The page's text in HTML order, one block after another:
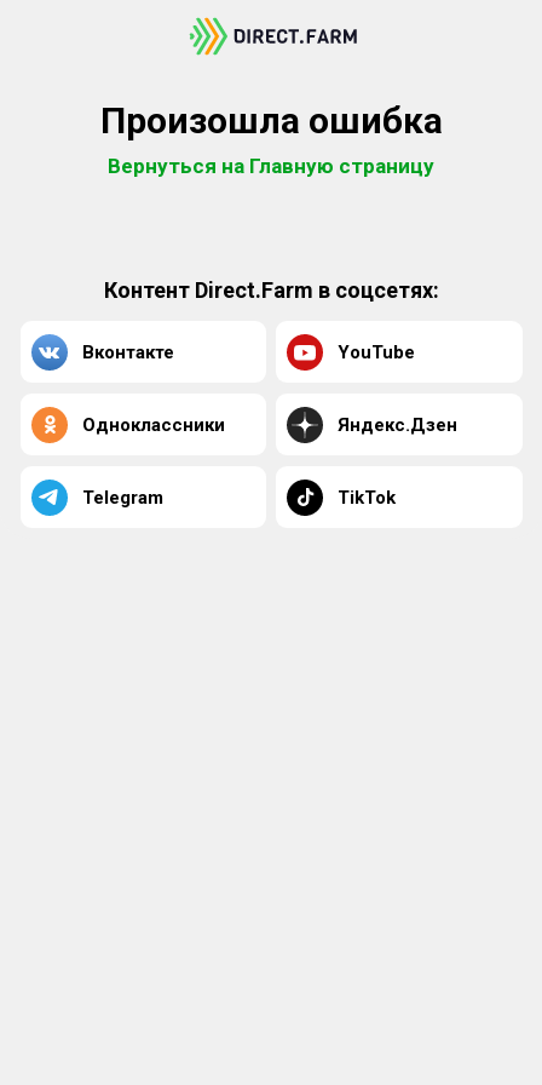
Произошла ошибка
Вернуться на Главную страницу
Контент Direct.Farm в соцсетях:
Вконтакте YouTube
Одноклассники Яндекс.Дзен
Telegram TikTok